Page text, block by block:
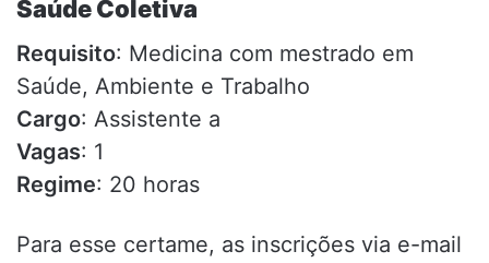
Saúde Coletiva
Requisito: Medicina com mestrado em
Saúde, Ambiente e Trabalho
Cargo: Assistente a
Vagas: 1
Regime: 20 horas
Para esse certame, as inscrições via e-mail